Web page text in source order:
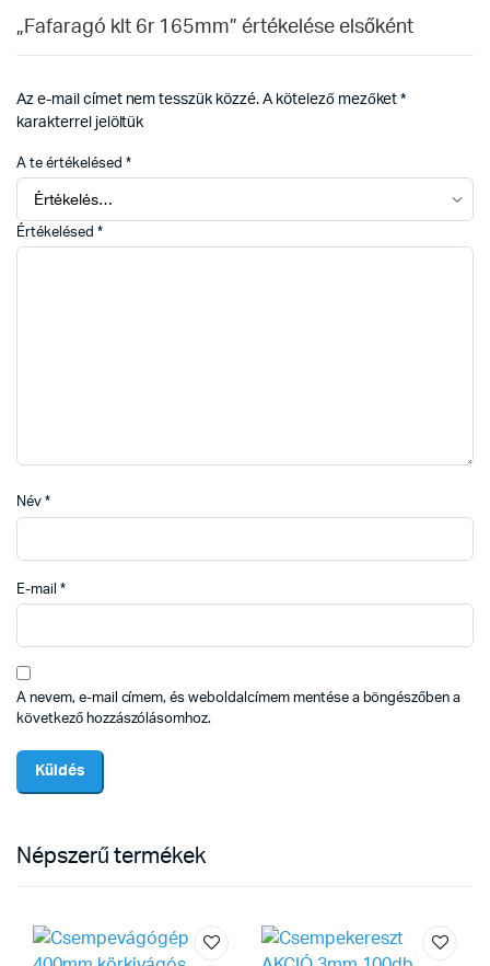
„Fafaragó klt 6r 165mm” értékelése elsőként
Az e-mail címet nem tesszük közzé. A kötelező mezőket*
karakterrel jelöltük
A te értékelésed *
Értékelésed *
Név *
E-mail *
A nevem, e-mail címem, és weboldalcímem mentése a böngészőben a
következő hozzászólásomhoz.
Népszerű termékek